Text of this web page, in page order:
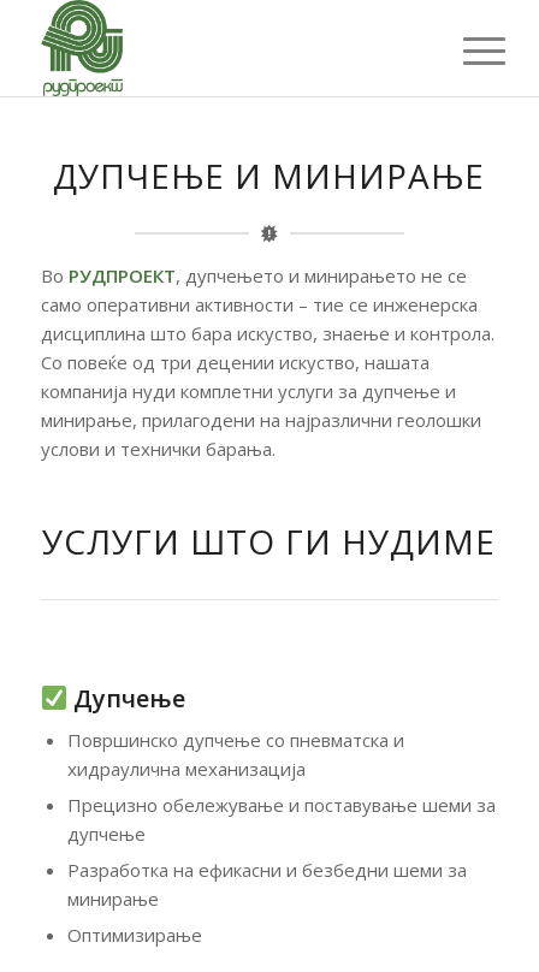
ДУПЧЕЊЕ И МИНИРАЊЕ
Во РУДПРОЕКТ, дупчењето и минирањето не се
само оперативни активности – тие се инженерска
дисциплина што бара искуство, знаење и контрола.
Со повеќе од три децении искуство, нашата
компанија нуди комплетни услуги за дупчење и
минирање, прилагодени на најразлични геолошки
услови и технички барања.
УСЛУГИ ШТО ГИ НУДИМЕ
Дупчење
Површинско дупчење со пневматска и
хидраулична механизација
Прецизно обележување и поставување шеми за
дупчење
Разработка на ефикасни и безбедни шеми за
минирање
Оптимизирање